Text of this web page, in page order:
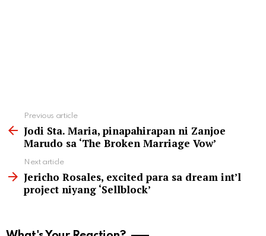
more
Previous article
Jodi Sta. Maria, pinapahirapan ni Zanjoe
Marudo sa ‘The Broken Marriage Vow’
Next article
Jericho Rosales, excited para sa dream int’l
project niyang ‘Sellblock’